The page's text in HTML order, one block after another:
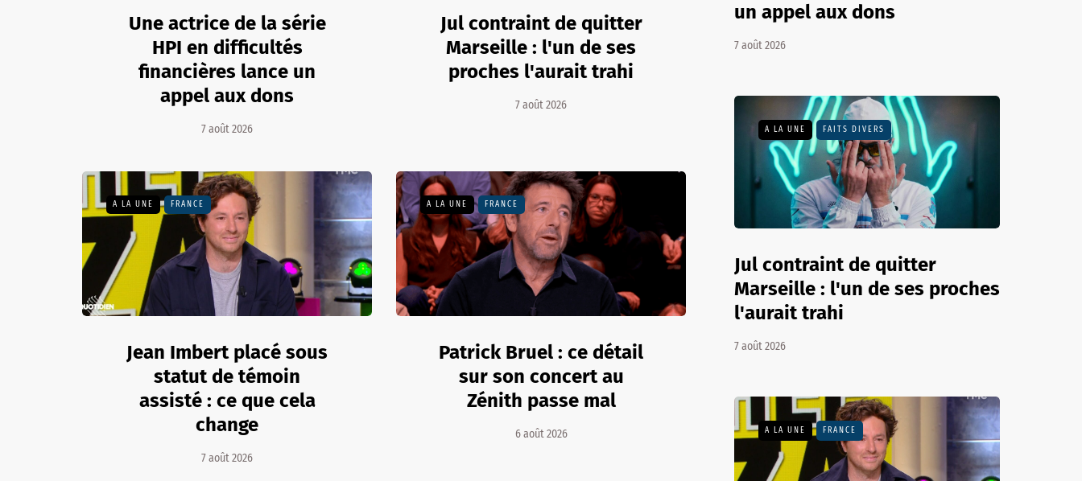
Une actrice de la série
HPI en difficultés
financières lance un
appel aux dons
7 août 2026
Jul contraint de quitter
Marseille : l'un de ses
proches l'aurait trahi
7 août 2026
A LA UNE FRANCE
Jean Imbert placé sous
statut de témoin
assisté : ce que cela
change
7 août 2026
A LA UNE FRANCE
Patrick Bruel : ce détail
sur son concert au
Zénith passe mal
6 août 2026
un appel aux dons
7 août 2026
A LA UNE FAITS DIVERS
Jul contraint de quitter
Marseille : l'un de ses proches
l'aurait trahi
7 août 2026
A LA UNE FRANCE